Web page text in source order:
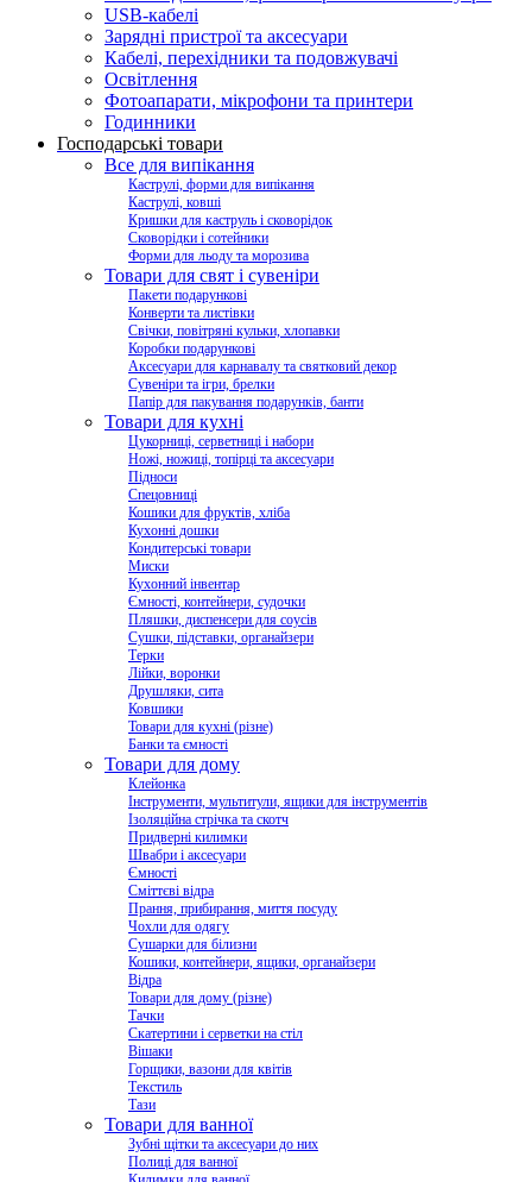
USB-кабелі
Зарядні пристрої та аксесуари
Кабелі, перехідники та подовжувачі
Освітлення
Фотоапарати, мікрофони та принтери
Годинники
Господарські товари
Все для випікання
Каструлі, форми для випікання
Каструлі, ковші
Кришки для каструль і сковорідок
Сковорідки і сотейники
Форми для льоду та морозива
Товари для свят і сувеніри
Пакети подарункові
Конверти та листівки
Свічки, повітряні кульки, хлопавки
Коробки подарункові
Аксесуари для карнавалу та святковий декор
Сувеніри та ігри, брелки
Папір для пакування подарунків, банти
Товари для кухні
Цукорниці, серветниці і набори
Ножі, ножиці, топірці та аксесуари
Підноси
Спецовниці
Кошики для фруктів, хліба
Кухонні дошки
Кондитерські товари
Миски
Кухонний інвентар
Ємності, контейнери, судочки
Пляшки, диспенсери для соусів
Сушки, підставки, органайзери
Терки
Лійки, воронки
Друшляки, сита
Ковшики
Товари для кухні (різне)
Банки та ємності
Товари для дому
Клейонка
Інструменти, мультитули, ящики для інструментів
Ізоляційна стрічка та скотч
Придверні килимки
Швабри і аксесуари
Ємності
Сміттєві відра
Прання, прибирання, миття посуду
Чохли для одягу
Сушарки для білизни
Кошики, контейнери, ящики, органайзери
Відра
Товари для дому (різне)
Тачки
Скатертини і серветки на стіл
Вішаки
Горщики, вазони для квітів
Текстиль
Тази
Товари для ванної
Зубні щітки та аксесуари до них
Полиці для ванної